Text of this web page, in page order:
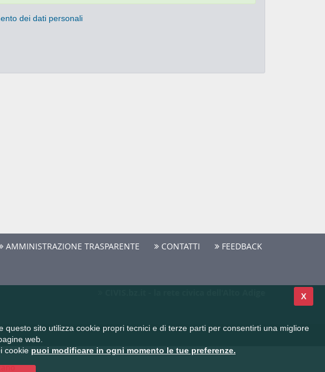
dei dati personali
AMMINISTRAZIONE TRASPARENTE CONTATTI FEEDBACK
X
sito utilizza cookie propri tecnici e di terze parti per consentirti una migliore
web.
cookie puoi modificare in ogni momento le tue preferenze.